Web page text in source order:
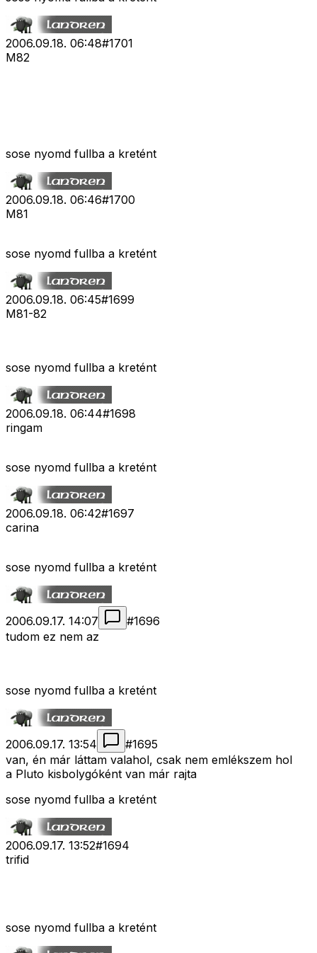
2006.09.18. 06:48#1701
M82
sose nyomd fullba a kretént
2006.09.18. 06:46#1700
M81
sose nyomd fullba a kretént
2006.09.18. 06:45#1699
M81-82
sose nyomd fullba a kretént
2006.09.18. 06:44#1698
ringam
sose nyomd fullba a kretént
2006.09.18. 06:42#1697
carina
sose nyomd fullba a kretént
2006.09.17. 14:07 #1696
tudom ez nem az
sose nyomd fullba a kretént
2006.09.17. 13:54 #1695
van, én már láttam valahol, csak nem emlékszem hol
a Pluto kisbolygóként van már rajta
sose nyomd fullba a kretént
2006.09.17. 13:52#1694
trifid
sose nyomd fullba a kretént